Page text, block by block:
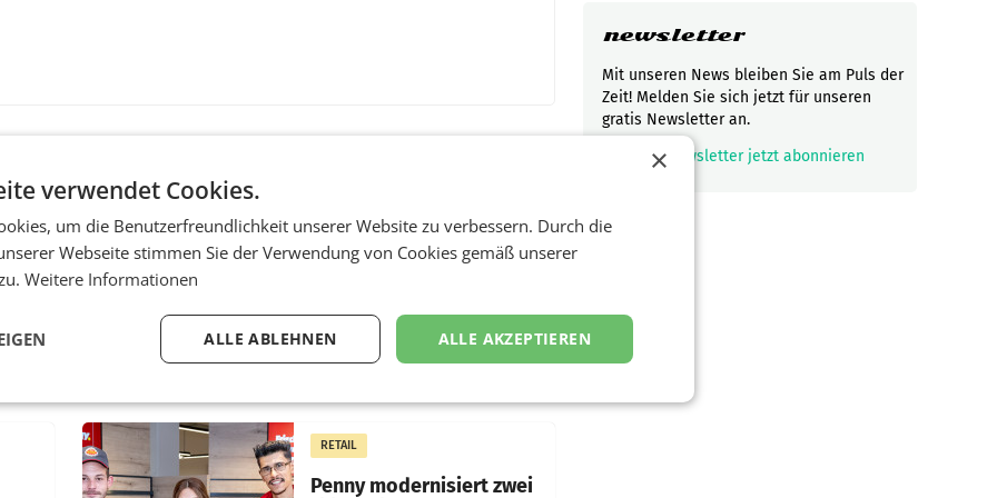
Post
ProSiebenSat.1 spart und
macht überraschend viel
UNTERFÖHRING/MAILAND/AMSTERDAM.
Der Fernsehkonzern
ProSiebenSat.1 hat im Frühjahr
operativ wieder Gewinn
gemacht und die
Markterwartung deutlich
übertroffen.
RETAIL
Penny modernisiert zwei
newsletter
Mit unseren News bleiben Sie am Puls der
Zeit! Melden Sie sich jetzt für unseren
gratis Newsletter an.
mark_email_read Newsletter jetzt abonnieren
×
verwendet Cookies.
um die Benutzerfreundlichkeit unserer Website zu verbessern. Durch die
Webseite stimmen Sie der Verwendung von Cookies gemäß unserer
Weitere Informationen
ALLE AKZEPTIEREN
ALLE ABLEHNEN